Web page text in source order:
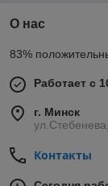
О нас
83%
Работает с
г. Минск
Контакты